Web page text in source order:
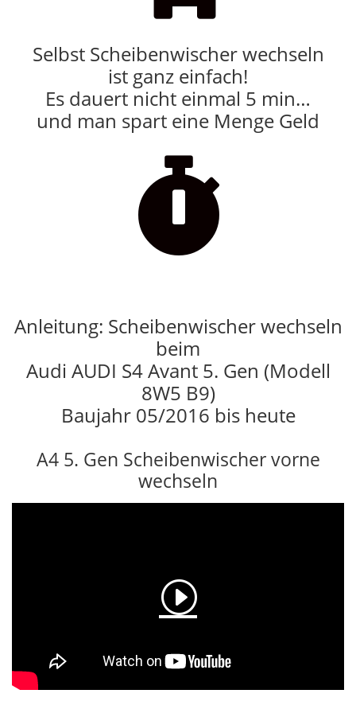
Selbst Scheibenwischer wechseln
ist ganz einfach!
Es dauert nicht einmal 5 min…
und man spart eine Menge Geld

Anleitung: Scheibenwischer wechseln
beim
Audi AUDI S4 Avant 5. Gen (Modell
8W5 B9)
Baujahr 05/2016 bis heute
A4 5. Gen Scheibenwischer vorne
wechseln